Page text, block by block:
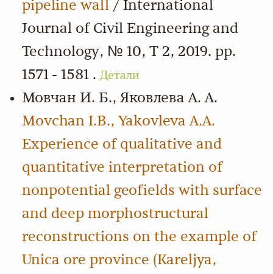
pipeline wall / International
Journal of Civil Engineering and
Technology, № 10, Т 2, 2019. pp.
1571 - 1581 . Детали
Мовчан И. Б., Яковлева А. А.
Movchan I.B., Yakovleva A.A.
Experience of qualitative and
quantitative interpretation of
nonpotential geofields with surface
and deep morphostructural
reconstructions on the example of
Unica ore province (Kareljya,